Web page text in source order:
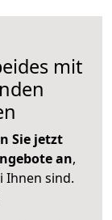
mit
Sie jetzt
an,
Ihnen sind.